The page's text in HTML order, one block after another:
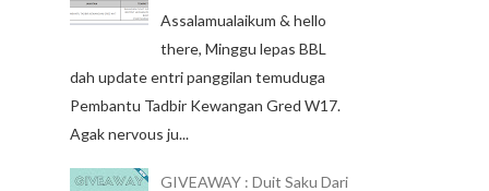
Assalamualaikum & hello
there, Minggu lepas BBL
dah update entri panggilan temuduga
Pembantu Tadbir Kewangan Gred W17.
Agak nervous ju...
GIVEAWAY : Duit Saku Dari